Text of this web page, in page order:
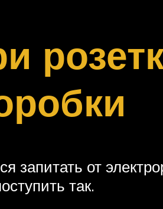
от
так.